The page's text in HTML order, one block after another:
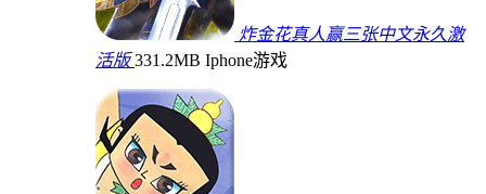
炸金花真人赢三张中文永久激
活版 331.2MB Iphone游戏